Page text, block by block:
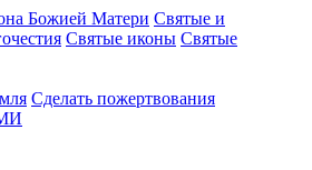
Божией Матери Святые и
Святые иконы Святые
Сделать пожертвования